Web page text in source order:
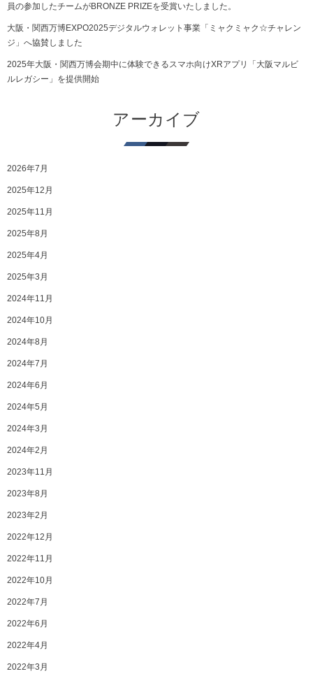
員の参加したチームがBRONZE PRIZEを受賞いたしました。
大阪・関西万博EXPO2025デジタルウォレット事業「ミャクミャク☆チャレン
ジ」へ協賛しました
2025年大阪・関西万博会期中に体験できるスマホ向けXRアプリ「大阪マルビ
ルレガシー」を提供開始
アーカイブ
2026年7月
2025年12月
2025年11月
2025年8月
2025年4月
2025年3月
2024年11月
2024年10月
2024年8月
2024年7月
2024年6月
2024年5月
2024年3月
2024年2月
2023年11月
2023年8月
2023年2月
2022年12月
2022年11月
2022年10月
2022年7月
2022年6月
2022年4月
2022年3月